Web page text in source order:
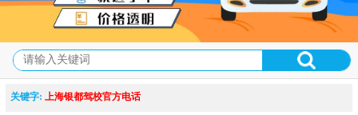
关键字: 上海银都驾校官方电话